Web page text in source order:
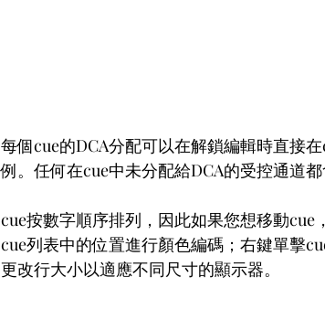
每個cue的DCA分配可以在解鎖編輯時直接
例。任何在cue中未分配給DCA的受控通道都
cue按數字順序排列，因此如果您想移動
cue列表中的位置進行顏色編碼；右鍵單擊
更改行大小以適應不同尺寸的顯示器。